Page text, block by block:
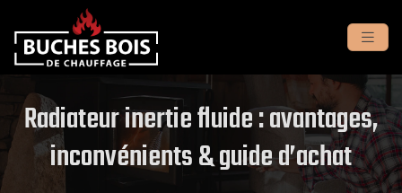
Radiateur inertie fluide : avantages,
inconvénients & guide d’achat